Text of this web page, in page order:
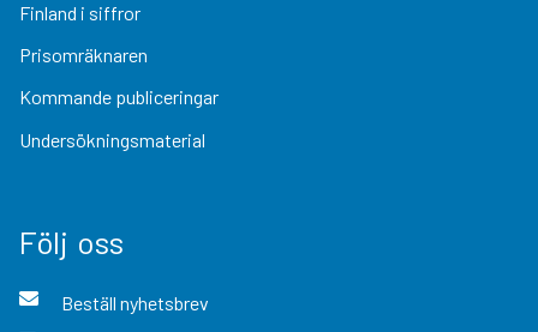
Finland i siffror
Prisomräknaren
Kommande publiceringar
Undersökningsmaterial
Följ oss
Beställ nyhetsbrev